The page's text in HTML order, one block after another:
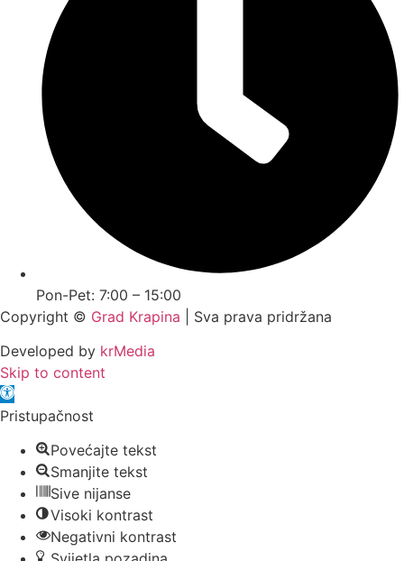
Pon-Pet: 7:00 – 15:00
Copyright © Grad Krapina | Sva prava pridržana
Developed by krMedia
Skip to content
Open toolbar
Pristupačnost
Povećajte tekst
Smanjite tekst
Sive nijanse
Visoki kontrast
Negativni kontrast